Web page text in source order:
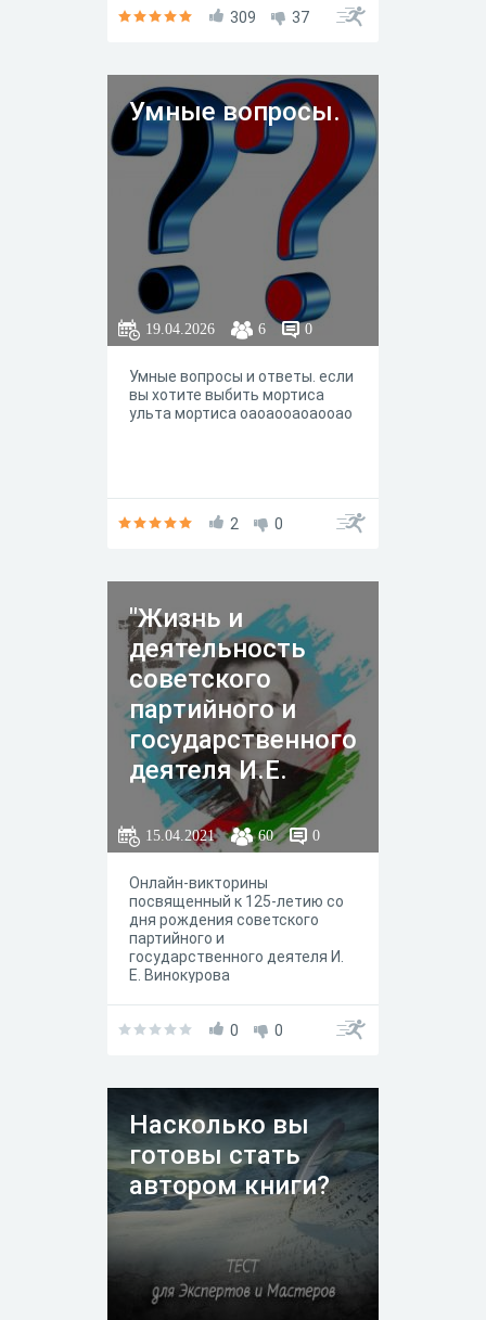
309 37
Умные вопросы.
19.04.2026 6 0
Умные вопросы и ответы. если
вы хотите выбить мортиса
ульта мортиса оаоаооаоаооао
2 0
"Жизнь и
деятельность
советского
партийного и
государственного
деятеля И.Е.
Винокурова"
15.04.2021 60 0
Онлайн-викторины
посвященный к 125-летию со
дня рождения советского
партийного и
государственного деятеля И.
Е. Винокурова
0 0
Насколько вы
готовы стать
автором книги?